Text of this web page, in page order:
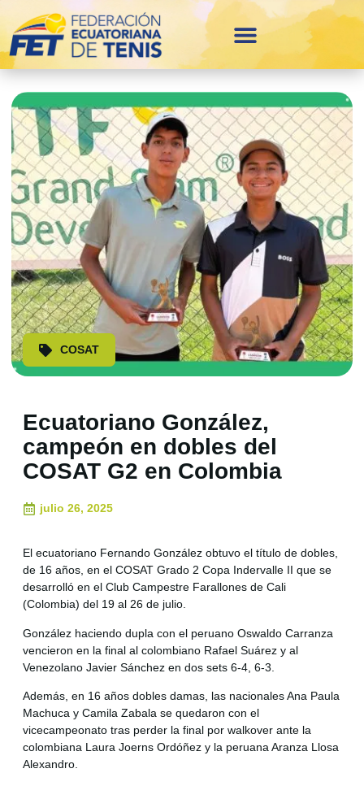
COSAT
Ecuatoriano González,
campeón en dobles del
COSAT G2 en Colombia
julio 26, 2025
El ecuatoriano Fernando González obtuvo el título de dobles,
de 16 años, en el COSAT Grado 2 Copa Indervalle II que se
desarrolló en el Club Campestre Farallones de Cali
(Colombia) del 19 al 26 de julio.
González haciendo dupla con el peruano Oswaldo Carranza
vencieron en la final al colombiano Rafael Suárez y al
Venezolano Javier Sánchez en dos sets 6-4, 6-3.
Además, en 16 años dobles damas, las nacionales Ana Paula
Machuca y Camila Zabala se quedaron con el
vicecampeonato tras perder la final por walkover ante la
colombiana Laura Joerns Ordóñez y la peruana Aranza Llosa
Alexandro.